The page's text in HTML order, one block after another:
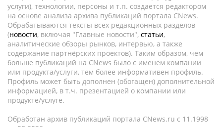
услуги), технологии, персоны и т.п. создается редактором
на основе анализа архива публикаций портала CNews.
Обрабатываются тексты всех редакционных разделов
(новости, включая "Главные новости", статьи,
аналитические обзоры рынков, интервью, а также
содержание партнёрских проектов). Таким образом, чем
больше публикаций на CNews было с именем компании
или продукта/услуги, тем более информативен профиль.
Профиль может быть дополнен (обогащен) дополнительной
информацией, в т.ч. презентацией о компании или
продукте/услуге.
Обработан архив публикаций портала CNews.ru c 11.1998